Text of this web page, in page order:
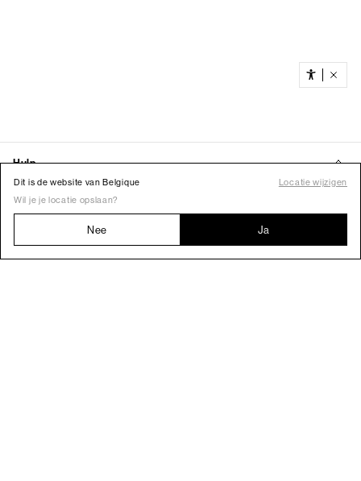
Dit is de website van Belgique
Locatie wijzigen
Wil je je locatie opslaan?
Nee Ja